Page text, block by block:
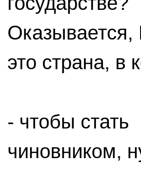
Оказывается,
это страна, в
- чтобы стать
чиновником,